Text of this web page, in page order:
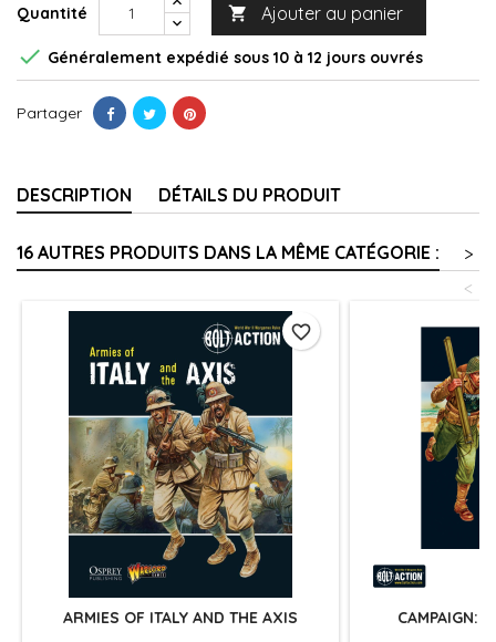
Quantité  Ajouter au panier
 Généralement expédié sous 10 à 12 jours ouvrés
Partager
DESCRIPTION DÉTAILS DU PRODUIT
16 AUTRES PRODUITS DANS LA MÊME CATÉGORIE :
>
<
ARMIES OF ITALY AND THE AXIS
favorite_border
CAMPAIGN: